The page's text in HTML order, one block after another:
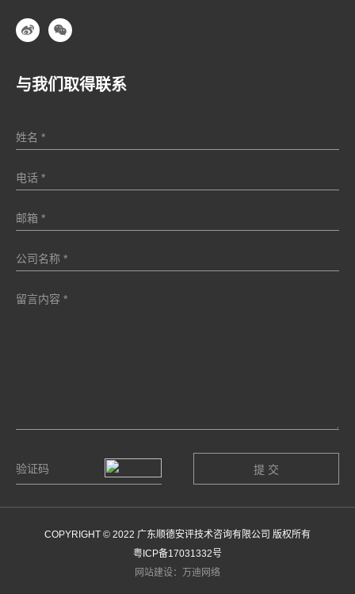
与我们取得联系
COPYRIGHT © 2022 广东顺德安评技术咨询有限公司 版权所有
粤ICP备17031332号
网站建设：万迪网络